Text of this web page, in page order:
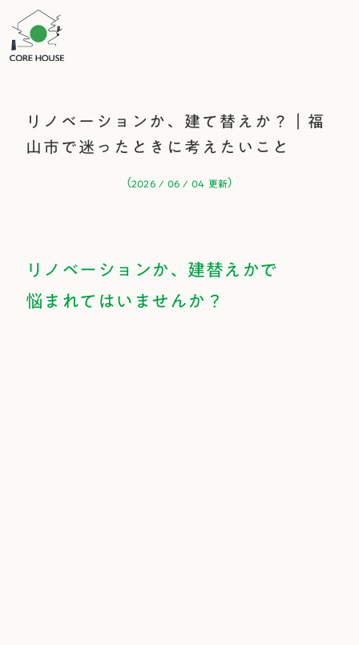
リノベーションか、建て替えか？｜福
山市で迷ったときに考えたいこと
（2026 / 06 / 04 更新）
リノベーションか、 建替えかで
悩まれてはいませんか？